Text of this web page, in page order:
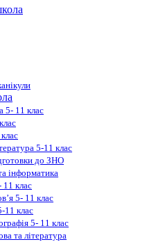
5- 11 клас
5-11 клас
до ЗНО
інформатика
клас
5- 11 клас
11 клас
5- 11 клас
та література